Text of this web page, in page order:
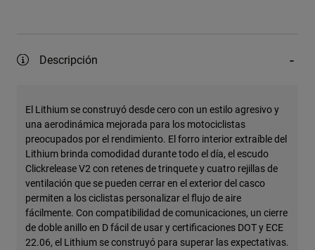
Descripción
El Lithium se construyó desde cero con un estilo agresivo y
una aerodinámica mejorada para los motociclistas
preocupados por el rendimiento. El forro interior extraíble del
Lithium brinda comodidad durante todo el día, el escudo
Clickrelease V2 con retenes de trinquete y cuatro rejillas de
ventilación que se pueden cerrar en el exterior del casco
permiten a los ciclistas personalizar el flujo de aire
fácilmente. Con compatibilidad de comunicaciones, un cierre
de doble anillo en D fácil de usar y certificaciones DOT y ECE
22.06, el Lithium se construyó para superar las expectativas.